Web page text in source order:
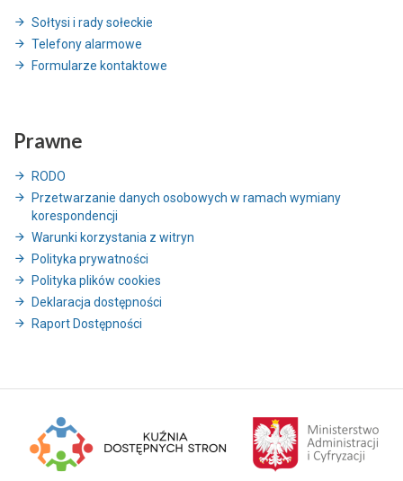
Sołtysi i rady sołeckie
Telefony alarmowe
Formularze kontaktowe
Prawne
RODO
Przetwarzanie danych osobowych w ramach wymiany
korespondencji
Warunki korzystania z witryn
Polityka prywatności
Polityka plików cookies
Deklaracja dostępności
Raport Dostępności